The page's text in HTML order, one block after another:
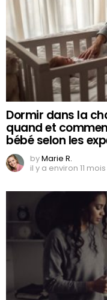
Dormir dans la
quand et
bébé selon les
byMarie R.
il y a environ 11 mois